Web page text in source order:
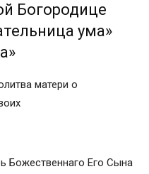
Богородице
ума»
Божественнаго Его Сына